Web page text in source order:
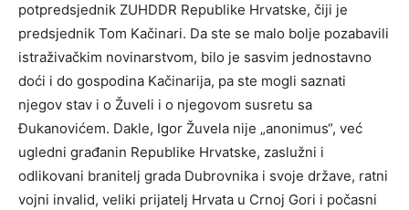
potpredsjednik ZUHDDR Republike Hrvatske, čiji je
predsjednik Tom Kačinari. Da ste se malo bolje pozabavili
istraživačkim novinarstvom, bilo je sasvim jednostavno
doći i do gospodina Kačinarija, pa ste mogli saznati
njegov stav i o Žuveli i o njegovom susretu sa
Đukanovićem. Dakle, Igor Žuvela nije „anonimus“, već
ugledni građanin Republike Hrvatske, zaslužni i
odlikovani branitelj grada Dubrovnika i svoje države, ratni
vojni invalid, veliki prijatelj Hrvata u Crnoj Gori i počasni